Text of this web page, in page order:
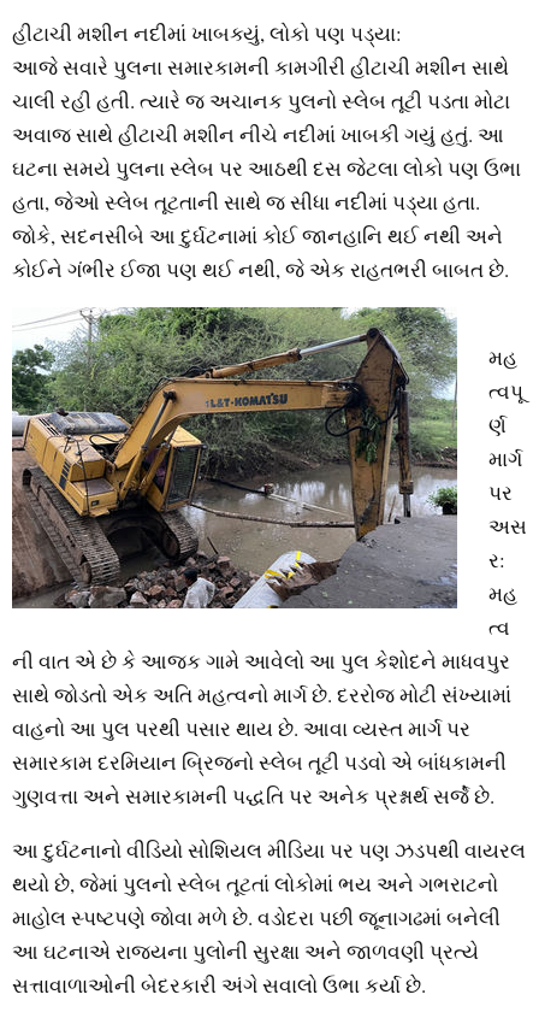
હીટાચી મશીન નદીમાં ખાબક્યું, લોકો પણ પડ્યા:
આજે સવારે પુલના સમારકામની કામગીરી હીટાચી મશીન સાથે
ચાલી રહી હતી. ત્યારે જ અચાનક પુલનો સ્લેબ તૂટી પડતા મોટા
અવાજ સાથે હીટાચી મશીન નીચે નદીમાં ખાબકી ગયું હતું. આ
ઘટના સમયે પુલના સ્લેબ પર આઠથી દસ જેટલા લોકો પણ ઉભા
હતા, જેઓ સ્લેબ તૂટતાની સાથે જ સીધા નદીમાં પડ્યા હતા.
જોકે, સદનસીબે આ દુર્ઘટનામાં કોઈ જાનહાનિ થઈ નથી અને
કોઈને ગંભીર ઈજા પણ થઈ નથી, જે એક રાહતભરી બાબત છે.
મહ
ત્વપૂ
ર્ણ
માર્ગ
પર
અસ
ર:
મહ
ત્વ
ની વાત એ છે કે આજક ગામે આવેલો આ પુલ કેશોદને માધવપુર
સાથે જોડતો એક અતિ મહત્વનો માર્ગ છે. દરરોજ મોટી સંખ્યામાં
વાહનો આ પુલ પરથી પસાર થાય છે. આવા વ્યસ્ત માર્ગ પર
સમારકામ દરમિયાન બ્રિજનો સ્લેબ તૂટી પડવો એ બાંધકામની
ગુણવત્તા અને સમારકામની પદ્ધતિ પર અનેક પ્રશ્નાર્થ સર્જે છે.
આ દુર્ઘટનાનો વીડિયો સોશિયલ મીડિયા પર પણ ઝડપથી વાયરલ
થયો છે, જેમાં પુલનો સ્લેબ તૂટતાં લોકોમાં ભય અને ગભરાટનો
માહોલ સ્પષ્ટપણે જોવા મળે છે. વડોદરા પછી જૂનાગઢમાં બનેલી
આ ઘટનાએ રાજ્યના પુલોની સુરક્ષા અને જાળવણી પ્રત્યે
સત્તાવાળાઓની બેદરકારી અંગે સવાલો ઉભા કર્યા છે.